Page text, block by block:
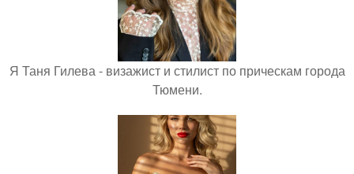
Я Таня Гилева - визажист и стилист по прическам города
Тюмени.